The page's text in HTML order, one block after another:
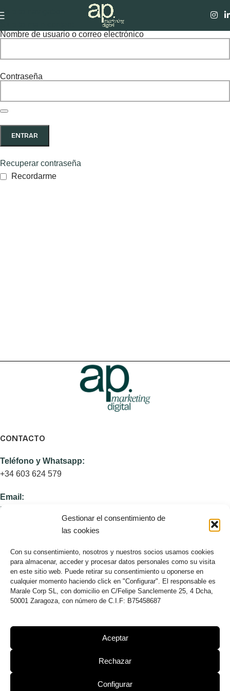
Gestionar el consentimiento de
las cookies
Con su consentimiento, nosotros y nuestros socios usamos cookies
para almacenar, acceder y procesar datos personales como su visita
en este sitio web. Puede retirar su consentimiento u oponerse en
cualquier momento haciendo click en "Configurar". El responsable es
Marale Corp SL, con domicilio en C/Felipe Sanclemente 25, 4 Dcha,
50001 Zaragoza, con número de C.I.F: B75458687
Aceptar
Rechazar
Configurar
Skip to navigation
Acceder
Nombre de usuario o correo electrónico
Contraseña
ENTRAR
Recuperar contraseña
Recordarme
CONTACTO
Teléfono y Whatsapp:
+34 603 624 579
Email:
info@apmarketing-digital.com
Calle Felipe de Sanclemente 25, 4ºD, 50001 Zaragoza,
España
U.S. Office
8250 NW 27th Street, Unit 309
Blog